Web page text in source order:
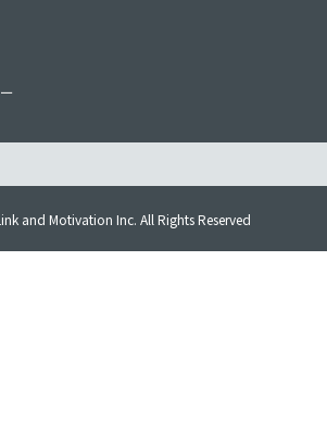
and Motivation Inc. All Rights Reserved